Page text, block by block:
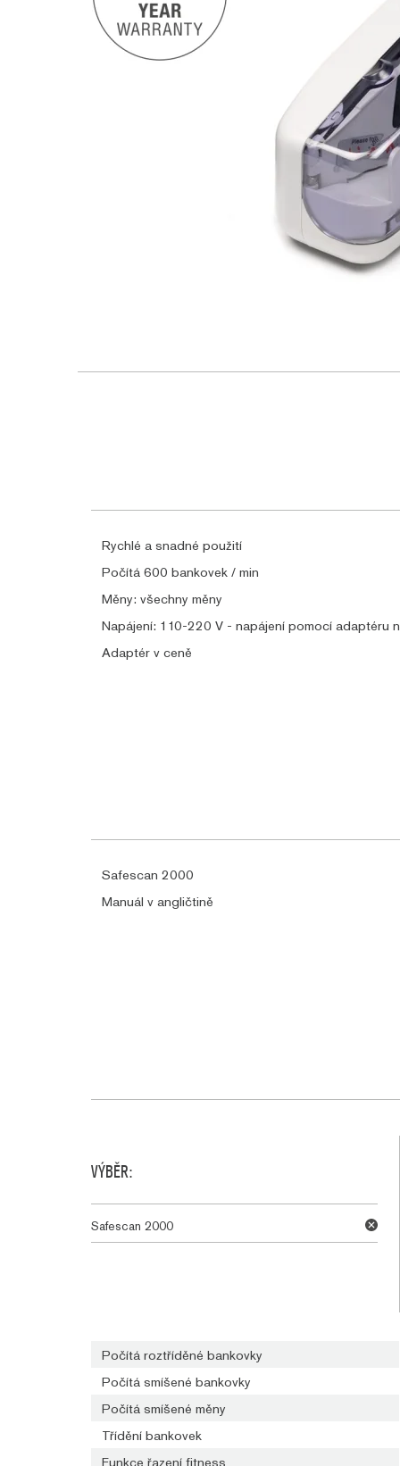
Rychlé a snadné použití
Počítá 600 bankovek / min
Měny: všechny měny
Napájení: 110-220 V - napájení pomocí adaptéru
Adaptér v ceně
Safescan 2000
Manuál v angličtině
VÝBĚR:
Safescan 2000
Počítá roztříděné bankovky
Počítá smíšené bankovky
Počítá smíšené měny
Třídění bankovek
Funkce řazení fitness